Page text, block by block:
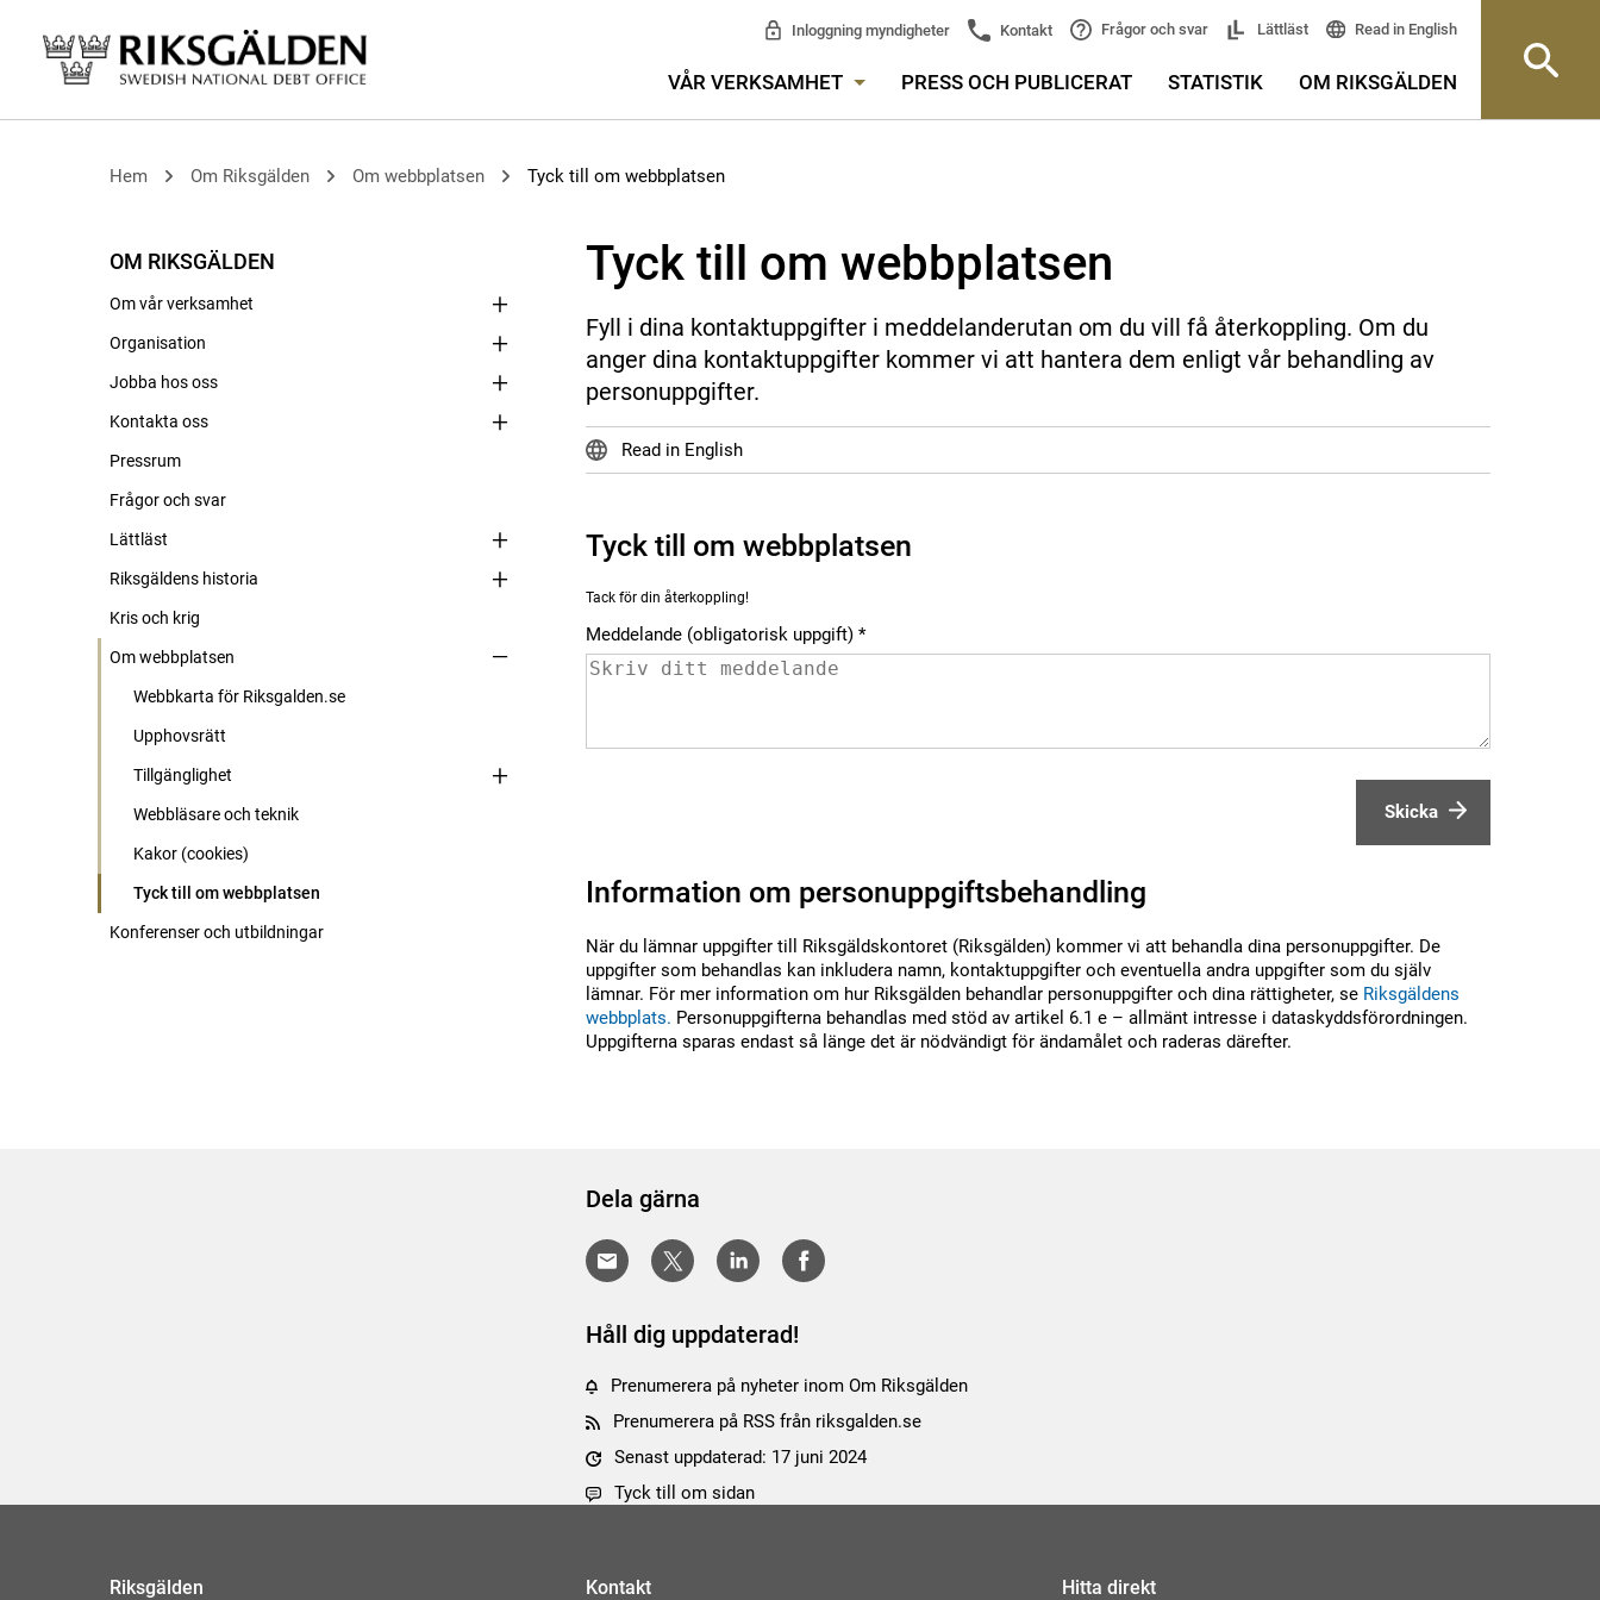
Inloggning myndigheter Kontakt Frågor och svar Lättläst Read in English
VÅR VERKSAMHET PRESS OCH PUBLICERAT STATISTIK OM RIKSGÄLDEN
Hem Om Riksgälden Om webbplatsen Tyck till om webbplatsen
OM RIKSGÄLDEN
Om vår verksamhet
Organisation
Jobba hos oss
Kontakta oss
Pressrum
Frågor och svar
Lättläst
Riksgäldens historia
Kris och krig
Om webbplatsen
Webbkarta för Riksgalden.se
Upphovsrätt
Tillgänglighet
Webbläsare och teknik
Kakor (cookies)
Tyck till om webbplatsen
Konferenser och utbildningar
Tyck till om webbplatsen
Fyll i dina kontaktuppgifter i meddelanderutan om du vill få återkoppling. Om du
anger dina kontaktuppgifter kommer vi att hantera dem enligt vår behandling av
personuppgifter.
Read in English
Tyck till om webbplatsen
Tack för din återkoppling!
Meddelande (obligatorisk uppgift)
Skicka
Information om personuppgiftsbehandling
När du lämnar uppgifter till Riksgäldskontoret (Riksgälden) kommer vi att behandla dina personuppgifter. De
uppgifter som behandlas kan inkludera namn, kontaktuppgifter och eventuella andra uppgifter som du själv
lämnar. För mer information om hur Riksgälden behandlar personuppgifter och dina rättigheter, se Riksgäldens
webbplats. Personuppgifterna behandlas med stöd av artikel 6.1 e – allmänt intresse i dataskyddsförordningen.
Uppgifterna sparas endast så länge det är nödvändigt för ändamålet och raderas därefter.
Dela gärna
Håll dig uppdaterad!
Prenumerera på nyheter inom Om Riksgälden
Prenumerera på RSS från riksgalden.se
Senast uppdaterad: 17 juni 2024
Tyck till om sidan
Riksgälden Kontakt Hitta direkt